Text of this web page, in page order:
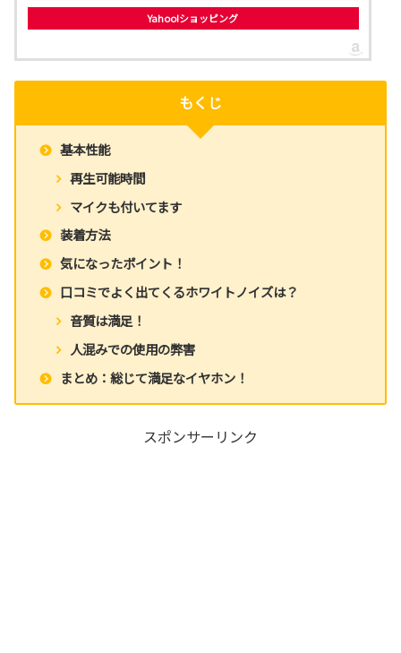
Yahoo!ショッピング
もくじ
基本性能
再生可能時間
マイクも付いてます
装着方法
気になったポイント！
口コミでよく出てくるホワイトノイズは？
音質は満足！
人混みでの使用の弊害
まとめ：総じて満足なイヤホン！
スポンサーリンク